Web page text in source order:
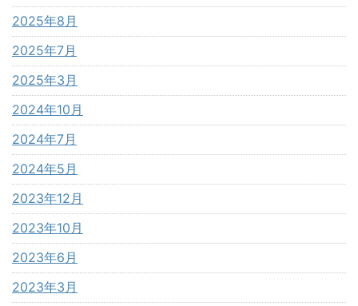
2025年8月
2025年7月
2025年3月
2024年10月
2024年7月
2024年5月
2023年12月
2023年10月
2023年6月
2023年3月